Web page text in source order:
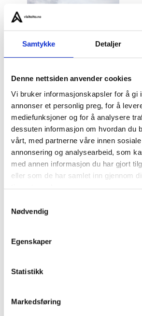
Samtykke Detaljer
Denne nettsiden anvender cookies
Vi bruker informasjonskapsler for å gi
annonser et personlig preg, for å
mediefunksjoner og for å analysere
dessuten informasjon om hvordan du
vårt, med partnerne våre innen sosiale
annonsering og analysearbeid, som
med annen informasjon du har gjort
eller som de har samlet inn gjennom
Nødvendig
Egenskaper
Statistikk
Markedsføring
Alta Taxi therefore can offer you:
Regular taxi sevice
Maxitaxi service up to 8
Minibus transport service up
Wheelchair taxi service
Sight seeing/hunt for the
Allergy- friendly transport